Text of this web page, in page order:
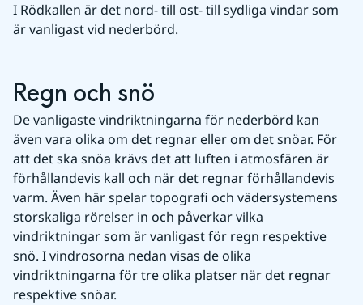
I Rödkallen är det nord- till ost- till sydliga vindar som
är vanligast vid nederbörd.
Regn och snö
De vanligaste vindriktningarna för nederbörd kan
även vara olika om det regnar eller om det snöar. För
att det ska snöa krävs det att luften i atmosfären är
förhållandevis kall och när det regnar förhållandevis
varm. Även här spelar topografi och vädersystemens
storskaliga rörelser in och påverkar vilka
vindriktningar som är vanligast för regn respektive
snö. I vindrosorna nedan visas de olika
vindriktningarna för tre olika platser när det regnar
respektive snöar.